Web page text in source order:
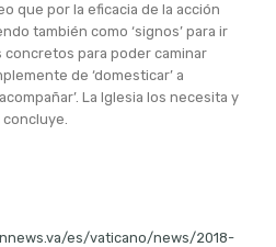
que por la eficacia de la acción
también como ‘signos’ para ir
para poder caminar
de ‘domesticar’ a
La Iglesia los necesita y
es/vaticano/news/2018-